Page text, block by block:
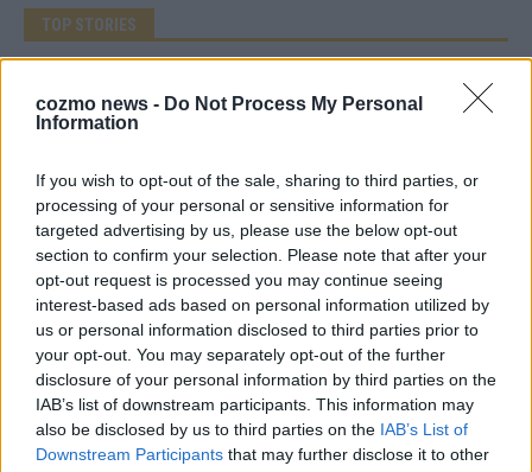
cozmo news - Do Not Process My Personal
Information
If you wish to opt-out of the sale, sharing to third parties, or
processing of your personal or sensitive information for
targeted advertising by us, please use the below opt-out
section to confirm your selection. Please note that after your
opt-out request is processed you may continue seeing
interest-based ads based on personal information utilized by
us or personal information disclosed to third parties prior to
your opt-out. You may separately opt-out of the further
disclosure of your personal information by third parties on the
IAB’s list of downstream participants. This information may
also be disclosed by us to third parties on the IAB’s List of
Downstream Participants that may further disclose it to other
TOP STORIES
Europa-Park 2026 macht vieles neu
Juni 2026
DARA gewinnt verdient, Israel beunruhigend –
unser Kommentar zum ESC 2026
KOMMENTAR
Mai 2026